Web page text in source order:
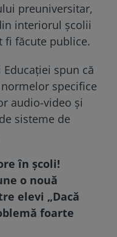
preuniversitar,
interiorul școlii
fi făcute publice.
spun că
specifice
audio-video și
sisteme de
în școli!
o nouă
elevi „Dacă
foarte